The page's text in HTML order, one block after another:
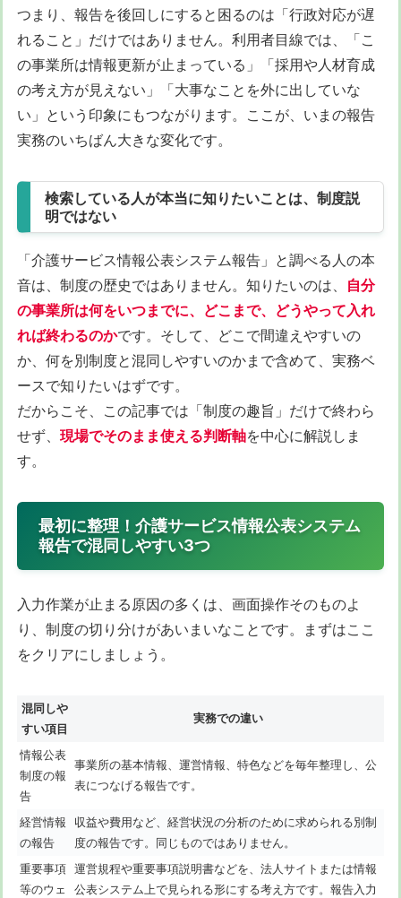
つまり、報告を後回しにすると困るのは「行政対応が遅
れること」だけではありません。利用者目線では、「こ
の事業所は情報更新が止まっている」「採用や人材育成
の考え方が見えない」「大事なことを外に出していな
い」という印象にもつながります。ここが、いまの報告
実務のいちばん大きな変化です。
検索している人が本当に知りたいことは、制度説
明ではない
「介護サービス情報公表システム報告」と調べる人の本
音は、制度の歴史ではありません。知りたいのは、 自分
の事業所は何をいつまでに、どこまで、どうやって入れ
れば終わるのかです。そして、どこで間違えやすいの
か、何を別制度と混同しやすいのかまで含めて、実務ベ
ースで知りたいはずです。
だからこそ、この記事では「制度の趣旨」だけで終わら
せず、 現場でそのまま使える判断軸を中心に解説しま
す。
最初に整理！介護サービス情報公表システム
報告で混同しやすい3つ
入力作業が止まる原因の多くは、画面操作そのものよ
り、制度の切り分けがあいまいなことです。まずはここ
をクリアにしましょう。
混同しや
すい項目
実務での違い
情報公表
制度の報
告
事業所の基本情報、運営情報、特色などを毎年整理し、公
表につなげる報告です。
経営情報
の報告
収益や費用など、経営状況の分析のために求められる別制
度の報告です。同じものではありません。
重要事項
等のウェ
運営規程や重要事項説明書などを、法人サイトまたは情報
公表システム上で見られる形にする考え方です。報告入力